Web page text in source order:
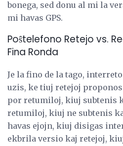
bonega, sed donu al mi la
mi havas GPS.
Poŝtelefono Retejo vs.
Fina Ronda
Je la fino de la tago,
uzis, ke tiuj retejoj
por retumiloj, kiuj subtenis
retumiloj, kiuj ne subtenis
havas ejojn, kiuj disigas
ekbrila versio kaj retejoj,